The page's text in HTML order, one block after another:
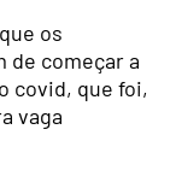
os
de começar a
covid, que foi,
vaga